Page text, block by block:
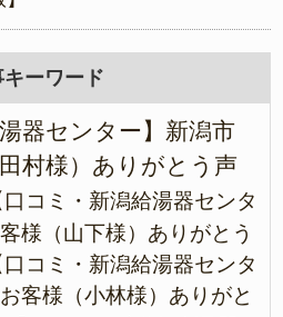
ーワード
器センター】新潟市
村様）ありがとう声
口コミ・新潟給湯器センタ
様（山下様）ありがとう
口コミ・新潟給湯器センタ
客様（小林様）ありがと